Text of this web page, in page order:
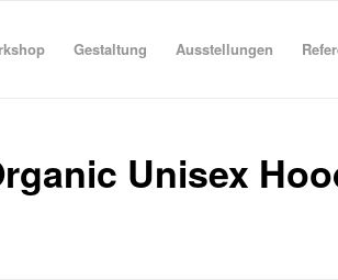
Gestaltung Ausstellungen
Unisex